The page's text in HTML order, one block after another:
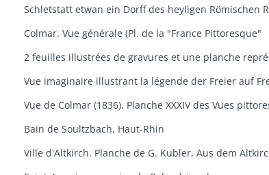
Colmar. Vue générale (Pl. de la "France Pittoresque"
Bain de Soultzbach, Haut-Rhin